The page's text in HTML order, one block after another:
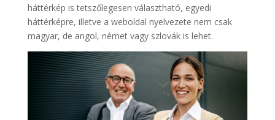
háttérkép is tetszőlegesen választható, egyedi
háttérképre, illetve a weboldal nyelvezete nem csak
magyar, de angol, német vagy szlovák is lehet.